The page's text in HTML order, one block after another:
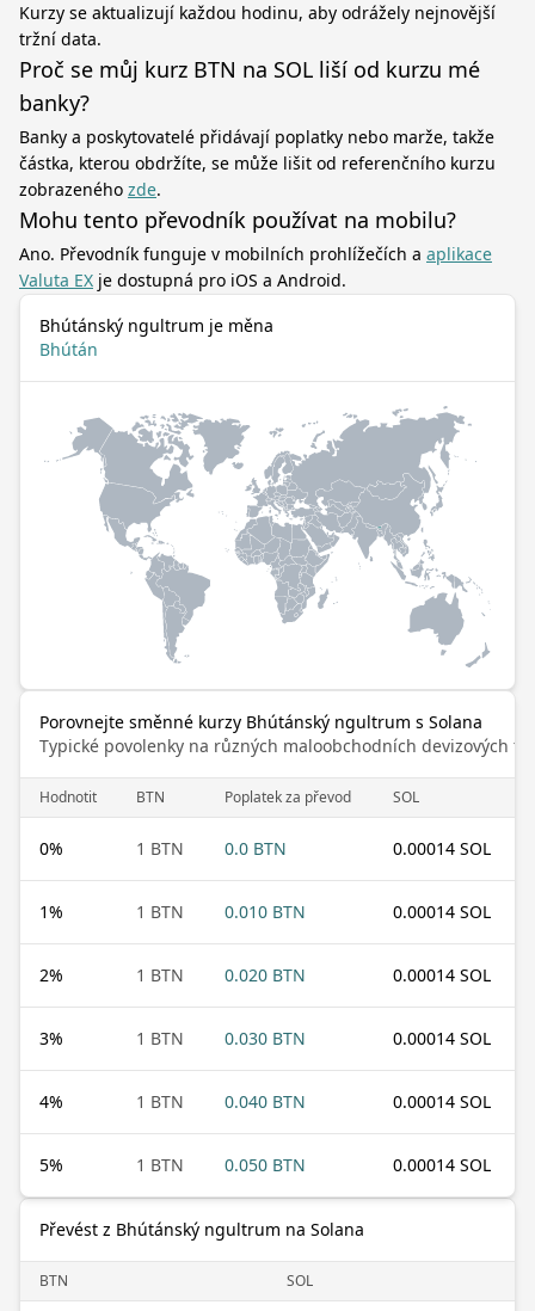
Kurzy se aktualizují každou hodinu, aby odrážely nejnovější
tržní data.
Proč se můj kurz BTN na SOL liší od kurzu mé
banky?
Banky a poskytovatelé přidávají poplatky nebo marže, takže
částka, kterou obdržíte, se může lišit od referenčního kurzu
zobrazeného zde.
Mohu tento převodník používat na mobilu?
Ano. Převodník funguje v mobilních prohlížečích a aplikace
Valuta EX je dostupná pro iOS a Android.
Bhútánský ngultrum je měna
Bhútán
Porovnejte směnné kurzy Bhútánský ngultrum s Solana
Typické povolenky na různých maloobchodních devizových
Hodnotit BTN Poplatek za převod SOL
0% 1 BTN 0.0 BTN 0.00014 SOL
1% 1 BTN 0.010 BTN 0.00014 SOL
2% 1 BTN 0.020 BTN 0.00014 SOL
3% 1 BTN 0.030 BTN 0.00014 SOL
4% 1 BTN 0.040 BTN 0.00014 SOL
5% 1 BTN 0.050 BTN 0.00014 SOL
Převést z Bhútánský ngultrum na Solana
BTN SOL